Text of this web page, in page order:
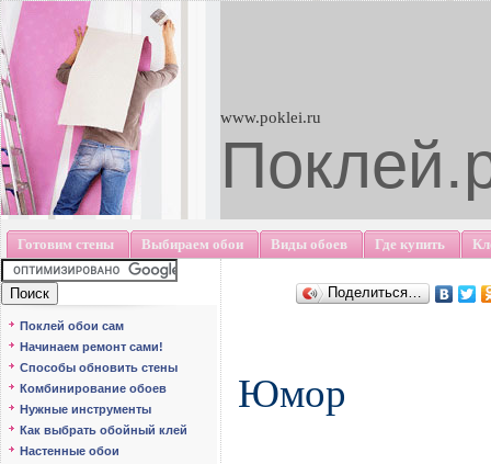
www.poklei.ru
Готовим стены Выбираем обои Виды обоев Где купить
Поклей обои сам
Начинаем ремонт сами!
Способы обновить стены
Комбинирование обоев
Нужные инструменты
Как выбрать обойный клей
Настенные обои
Поделиться…
Юмор